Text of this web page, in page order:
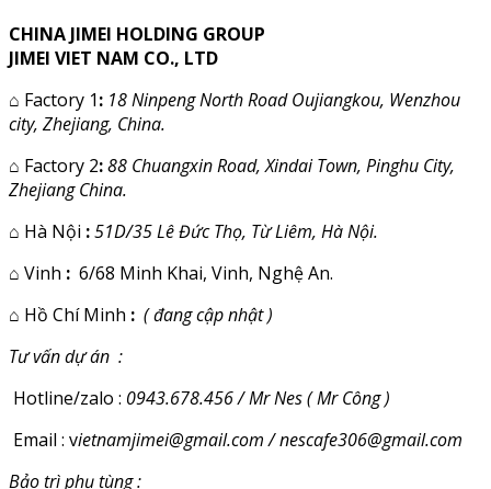
CHINA JIMEI HOLDING GROUP
JIMEI VIET NAM CO., LTD
⌂ Factory 1: 18 Ninpeng North Road Oujiangkou, Wenzhou
city, Zhejiang, China.
⌂ Factory 2:88 Chuangxin Road, Xindai Town, Pinghu City,
Zhejiang China.
⌂ Hà Nội :51D/35 Lê Đức Thọ, Từ Liêm, Hà Nội.
⌂ Vinh : 6/68 Minh Khai, Vinh, Nghệ An.
⌂ Hồ Chí Minh : ( đang cập nhật )
Tư vấn dự án :
Hotline/zalo : 0943.678.456 / Mr Nes ( Mr Công )
Email : vietnamjimei@gmail.com / nescafe306@gmail.com
Bảo trì phụ tùng :